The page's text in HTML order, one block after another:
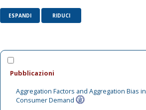
ESPANDI RIDUCI
Pubblicazioni
Aggregation Factors and Aggregation Bias in
Consumer Demand